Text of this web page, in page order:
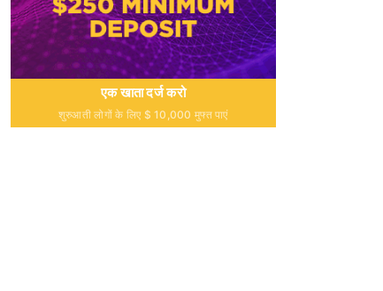
एक खाता दर्ज करो
शुरुआती लोगों के लिए $ 10,000 मुफ्त पाएं